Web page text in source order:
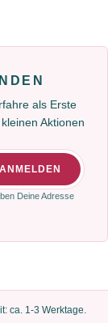
als Erste
Aktionen
ANMELDEN
Deine Adresse
ca. 1-3 Werktage.